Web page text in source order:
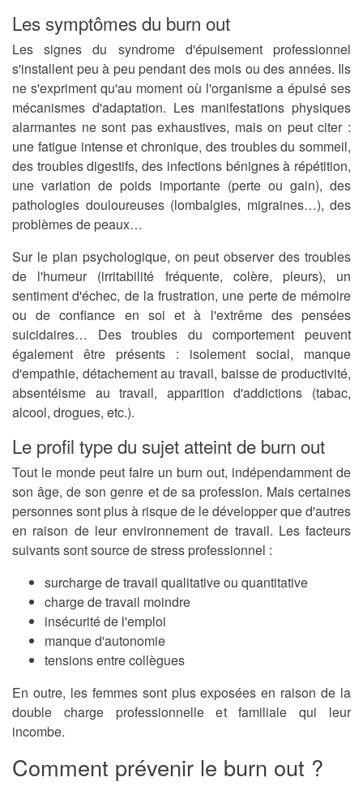
Les symptômes du burn out
Les signes du syndrome d'épuisement professionnel
s'installent peu à peu pendant des mois ou des années. Ils
ne s'expriment qu'au moment où l'organisme a épuisé ses
mécanismes d'adaptation. Les manifestations physiques
alarmantes ne sont pas exhaustives, mais on peut citer :
une fatigue intense et chronique, des troubles du sommeil,
des troubles digestifs, des infections bénignes à répétition,
une variation de poids importante (perte ou gain), des
pathologies douloureuses (lombalgies, migraines…), des
problèmes de peaux…
Sur le plan psychologique, on peut observer des troubles
de l'humeur (irritabilité fréquente, colère, pleurs), un
sentiment d'échec, de la frustration, une perte de mémoire
ou de confiance en soi età l'extrême des pensées
suicidaires… Des troubles du comportement peuvent
également être présents : isolement social, manque
d'empathie, détachement au travail, baisse de productivité,
absentéisme au travail, apparition d'addictions (tabac,
alcool, drogues, etc.).
Le profil type du sujet atteint de burn out
Tout le monde peut faire un burn out, indépendamment de
son âge, de son genre et de sa profession. Mais certaines
personnes sont plus à risque de le développer que d'autres
en raison de leur environnement de travail. Les facteurs
suivants sont source de stress professionnel :
surcharge de travail qualitative ou quantitative
charge de travail moindre
insécurité de l'emploi
manque d'autonomie
tensions entre collègues
En outre, les femmes sont plus exposées en raison de la
double charge professionnelle et familiale qui leur
incombe.
Comment prévenir le burn out ?